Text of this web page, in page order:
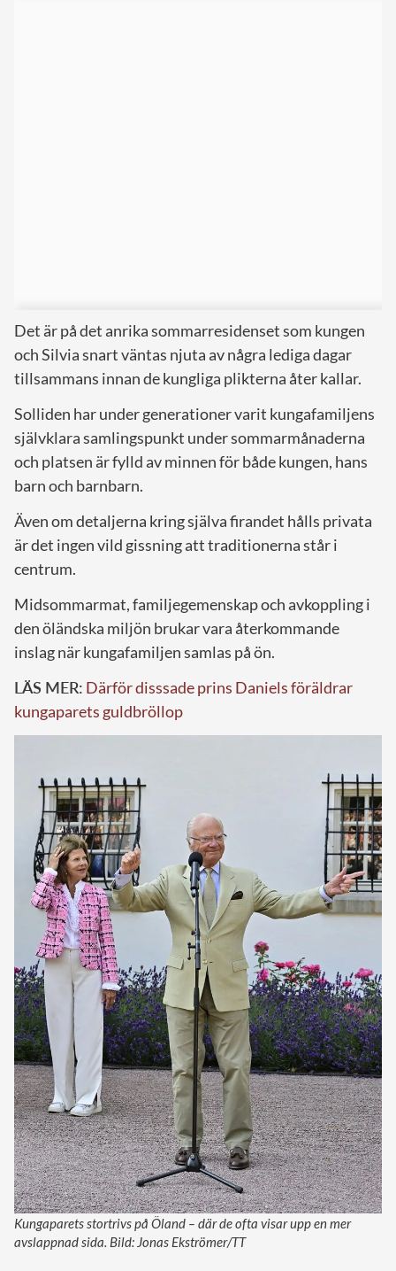
Det är på det anrika sommarresidenset som kungen
och Silvia snart väntas njuta av några lediga dagar
tillsammans innan de kungliga plikterna åter kallar.
Solliden har under generationer varit kungafamiljens
självklara samlingspunkt under sommarmånaderna
och platsen är fylld av minnen för både kungen, hans
barn och barnbarn.
Även om detaljerna kring själva firandet hålls privata
är det ingen vild gissning att traditionerna står i
centrum.
Midsommarmat, familjegemenskap och avkoppling i
den öländska miljön brukar vara återkommande
inslag när kungafamiljen samlas på ön.
LÄS MER: Därför disssade prins Daniels föräldrar
kungaparets guldbröllop
Kungaparets stortrivs på Öland – där de ofta visar upp en mer
avslappnad sida. Bild: Jonas Ekströmer/TT